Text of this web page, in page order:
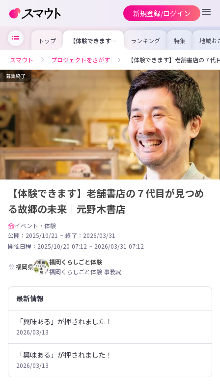
新規登録/ログイン
トップ 【体験できます】
老舗書店の７代目
未来｜元野木書店
ランキング 特集 地域お
の求
を集め
事内容
を比較
合った
スマウト プロジェクトをさがす 【体験できます】老舗書店の７
募集終了
【体験できます】老舗書店の７代目が見つめ
る故郷の未来｜元野木書店
イベント・体験
公開：2025/10/21 ~ 終了：2026/03/31
開催日程： 2025/10/20 07:12 ~ 2026/03/31 07:12
福岡県
福岡くらしごと体験
福岡くらしごと体験 事務局
最新情報
「興味ある」が押されました！
2026/03/13
「興味ある」が押されました！
2026/03/13